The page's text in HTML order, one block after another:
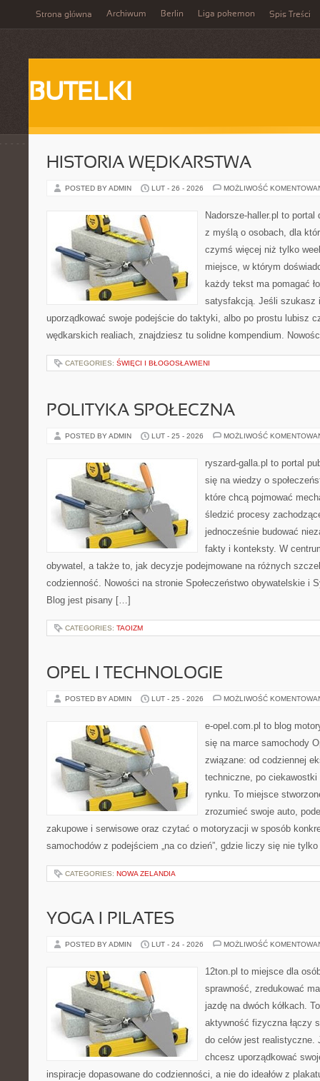
Strona główna Archiwum Berlin Liga pokemon Spis Treści
BUTELKI
HISTORIA WĘDKARSTWA
POSTED BY ADMIN LUT - 26 - 2026 MOŻLIWOŚĆ
Nadorsze-haller.pl to portal
z myślą o osobach, dla
czymś więcej niż tylko
miejsce, w którym
każdy tekst ma pomagać
satysfakcją. Jeśli szukasz
uporządkować swoje podejście do taktyki, albo po prostu lubisz
wędkarskich realiach, znajdziesz tu solidne kompendium.
CATEGORIES: ŚWIĘCI I BŁOGOSŁAWIENI
POLITYKA SPOŁECZNA
POSTED BY ADMIN LUT - 25 - 2026 MOŻLIWOŚĆ
ryszard-galla.pl to portal
się na wiedzy o
które chcą pojmować
śledzić procesy
jednocześnie budować
fakty i konteksty. W
obywatel, a także to, jak decyzje podejmowane na różnych
codzienność. Nowości na stronie Społeczeństwo obywatelskie i
Blog jest pisany […]
CATEGORIES: TAOIZM
OPEL I TECHNOLOGIE
POSTED BY ADMIN LUT - 25 - 2026 MOŻLIWOŚĆ
e-opel.com.pl to blog
się na marce samochody
związane: od codziennej
techniczne, po
rynku. To miejsce
zrozumieć swoje auto,
zakupowe i serwisowe oraz czytać o motoryzacji w sposób
samochodów z podejściem „na co dzień”, gdzie liczy się nie
CATEGORIES: NOWA ZELANDIA
YOGA I PILATES
POSTED BY ADMIN LUT - 24 - 2026 MOŻLIWOŚĆ
12ton.pl to miejsce dla
sprawność, zredukować
jazdę na dwóch kółkach.
aktywność fizyczna łączy
do celów jest realistyczne.
chcesz uporządkować
inspiracje dopasowane do codzienności, a nie do ideałów z